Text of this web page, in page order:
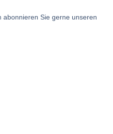
Sie gerne unseren